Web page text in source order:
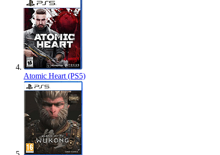
Atomic Heart (PS5)